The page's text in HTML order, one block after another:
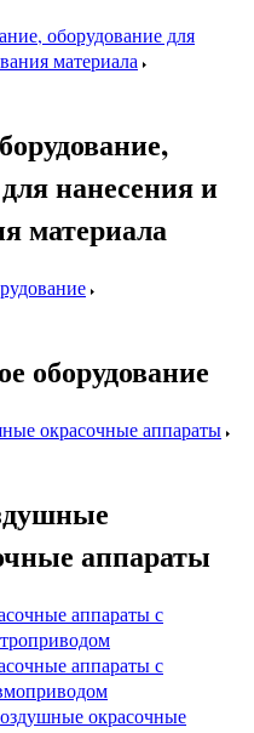
оборудование для
материала
нанесения и
материала
оборудование
окрасочные аппараты
аппараты
аппараты с
аппараты с
окрасочные